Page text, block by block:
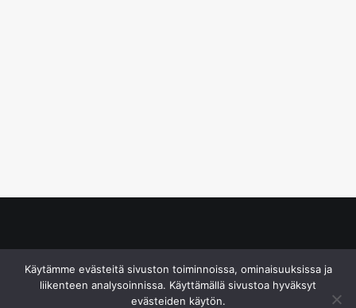
Käytämme evästeitä sivuston toiminnoissa, ominaisuuksissa ja
liikenteen analysoinnissa. Käyttämällä sivustoa hyväksyt
evästeiden käytön.